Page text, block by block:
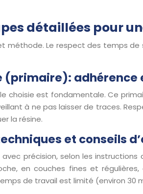
détaillées pour
méthode. Le respect des temps
(primaire):
choisie est fondamentale. Ce
à ne pas laisser de traces.
la résine.
et conseils
précision, selon les
en couches fines et
de travail est limité (environ